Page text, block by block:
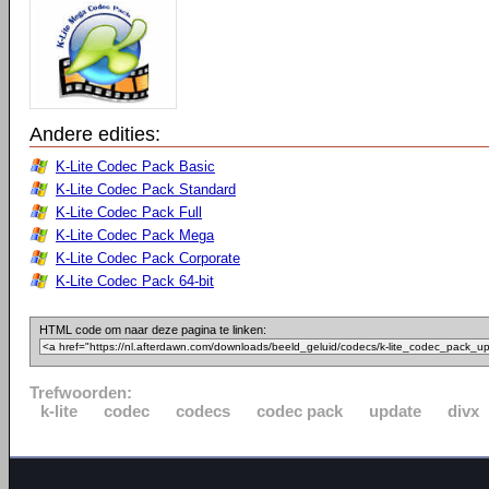
Andere edities:
K-Lite Codec Pack Basic
K-Lite Codec Pack Standard
K-Lite Codec Pack Full
K-Lite Codec Pack Mega
K-Lite Codec Pack Corporate
K-Lite Codec Pack 64-bit
HTML code om naar deze pagina te linken:
Trefwoorden:
k-lite
codec codecs codec pack update divx